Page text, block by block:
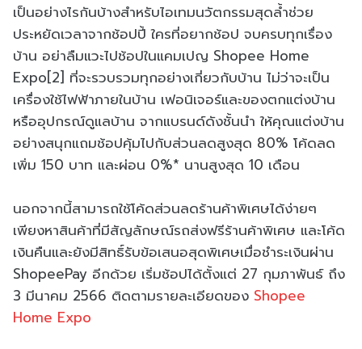
เป็นอย่างไรกันบ้างสำหรับไอเทมนวัตกรรมสุดล้ำช่วย
ประหยัดเวลาจากช้อปปี้ ใครที่อยากช้อป จบครบทุกเรื่อง
บ้าน อย่าลืมแวะไปช้อปในแคมเปญ Shopee Home
Expo[2] ที่จะรวบรวมทุกอย่างเกี่ยวกับบ้าน ไม่ว่าจะเป็น
เครื่องใช้ไฟฟ้าภายในบ้าน เฟอนิเจอร์และของตกแต่งบ้าน
หรืออุปกรณ์ดูแลบ้าน จากแบรนด์ดังชั้นนำ ให้คุณแต่งบ้าน
อย่างสนุกแถมช้อปคุ้มไปกับส่วนลดสูงสุด 80% โค้ดลด
เพิ่ม 150 บาท และผ่อน 0%* นานสูงสุด 10 เดือน
นอกจากนี้สามารถใช้โค้ดส่วนลดร้านค้าพิเศษได้ง่ายๆ
เพียงหาสินค้าที่มีสัญลักษณ์รถส่งฟรีร้านค้าพิเศษ และโค้ด
เงินคืนและยังมีสิทธิ์รับข้อเสนอสุดพิเศษเมื่อชำระเงินผ่าน
ShopeePay อีกด้วย เริ่มช้อปได้ตั้งแต่ 27 กุมภาพันธ์ ถึง
3 มีนาคม 2566 ติดตามรายละเอียดของ Shopee
Home Expo